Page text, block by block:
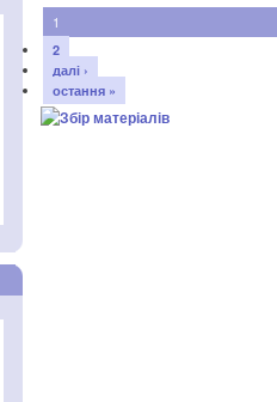
1
2
далі ›
остання »